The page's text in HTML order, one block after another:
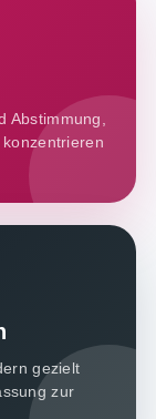
Abstimmung,
gezielt
zur